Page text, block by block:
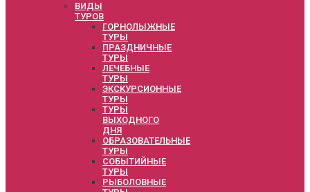
ВИДЫ
ТУРОВ
ГОРНОЛЫЖНЫЕ
ТУРЫ
ПРАЗДНИЧНЫЕ
ТУРЫ
ЛЕЧЕБНЫЕ
ТУРЫ
ЭКСКУРСИОННЫЕ
ТУРЫ
ТУРЫ
ВЫХОДНОГО
ДНЯ
ОБРАЗОВАТЕЛЬНЫЕ
ТУРЫ
СОБЫТИЙНЫЕ
ТУРЫ
РЫБОЛОВНЫЕ